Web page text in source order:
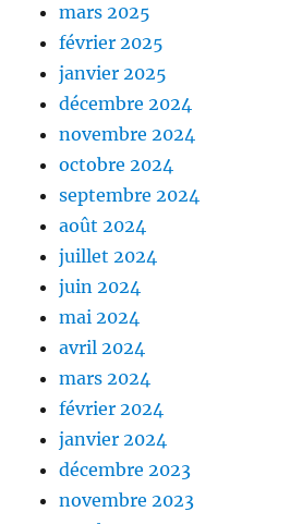
mars 2025
février 2025
janvier 2025
décembre 2024
novembre 2024
octobre 2024
septembre 2024
août 2024
juillet 2024
juin 2024
mai 2024
avril 2024
mars 2024
février 2024
janvier 2024
décembre 2023
novembre 2023